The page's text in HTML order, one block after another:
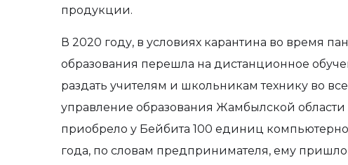
продукции.
В 2020 году, в условиях карантина во время
образования перешла на дистанционное
раздать учителям и школьникам технику во
управление образования Жамбылской области
приобрело у Бейбита 100 единиц
года, по словам предпринимателя, ему